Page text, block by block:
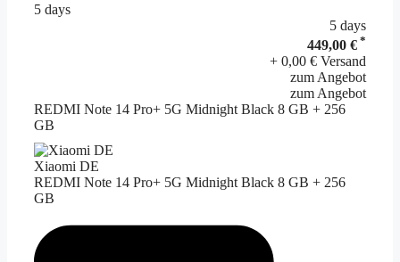
5 days
5 days
449,00 € *
+ 0,00 € Versand
zum Angebot
zum Angebot
REDMI Note 14 Pro+ 5G Midnight Black 8 GB + 256
GB
Xiaomi DE
REDMI Note 14 Pro+ 5G Midnight Black 8 GB + 256
GB